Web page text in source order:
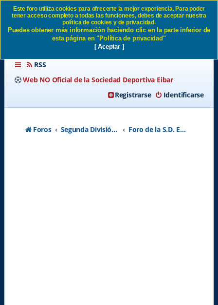
EX ARMEROS - Página 112
SD Eibar
RSS
Web NO Oficial de la Sociedad Deportiva Eibar
Identificarse
Registrarse
Foros Segunda División A - Temporada 2026-2027 Foro de la S.D. Eibar
Este foro utiliza cookies para ofrecerte la mejor experiencia. Para poder
tener acceso completo a todas las funcionees, debes de aceptar nuestra
política de cookies y de privacidad.
Puedes obtener más información haciendo clic en la parte inferior de
esta página en "Política de privacidad"
[ Aceptar ]